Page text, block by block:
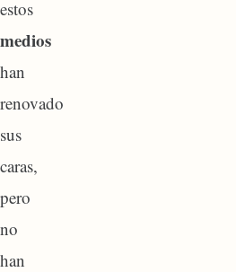
estos
medios
han
renovado
sus
caras,
pero
no
han